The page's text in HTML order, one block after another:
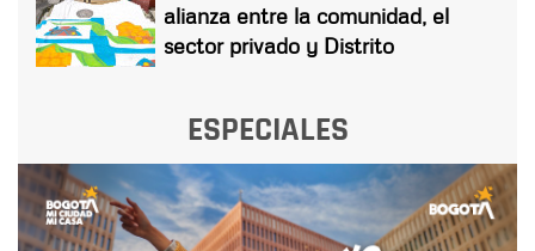
alianza entre la comunidad, el
sector privado y Distrito
ESPECIALES